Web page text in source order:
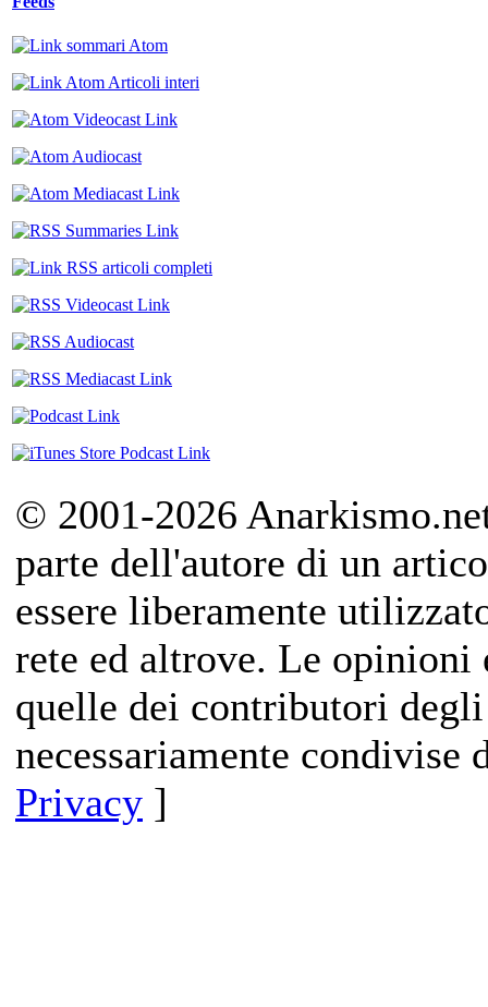
© 2001-2026
parte dell'autore di un
essere liberamente
rete ed altrove. Le opinioni
quelle dei contributori
necessariamente condivise
Privacy ]